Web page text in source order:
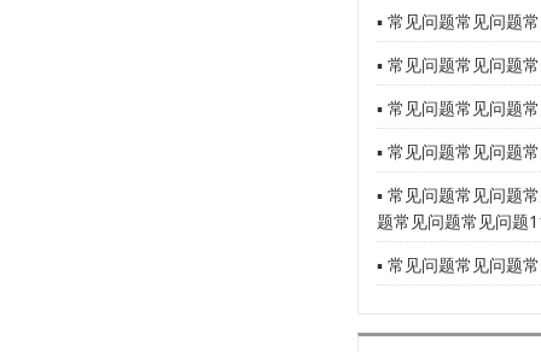
▪ 常见问题常见问题
▪ 常见问题常见问题
▪ 常见问题常见问题
▪ 常见问题常见问题
▪ 常见问题常见问题
题常见问题常见问题
▪ 常见问题常见问题